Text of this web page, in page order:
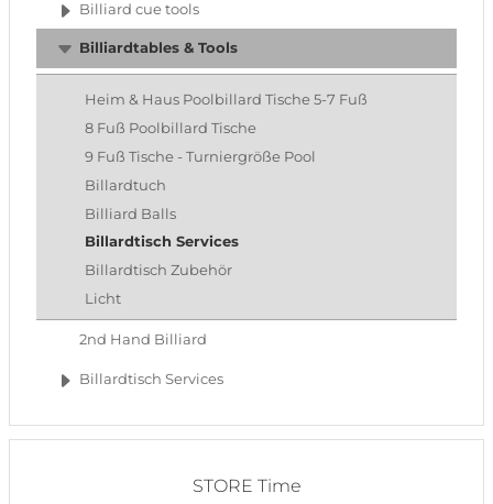
Billiard cue tools
Billiardtables & Tools
Heim & Haus Poolbillard Tische 5-7 Fuß
8 Fuß Poolbillard Tische
9 Fuß Tische - Turniergröße Pool
Billardtuch
Billiard Balls
Billardtisch Services
Billardtisch Zubehör
Licht
2nd Hand Billiard
Billardtisch Services
STORE Time